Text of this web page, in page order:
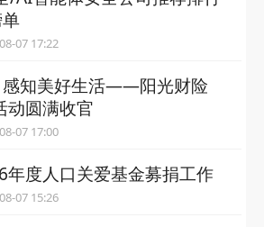
网 2026-08-07 17:22
感知美好生活——阳光财险
动圆满收官
网 2026-08-07 17:00
年度人口关爱基金募捐工作
网 2026-08-07 15:26